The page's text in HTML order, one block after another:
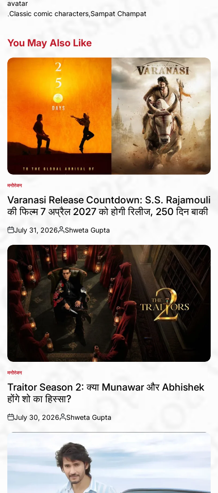
avatar
,Classic comic characters,Sampat Champat
You May Also Like
POSTED
IN
मनोरंजन
Varanasi Release Countdown: S.S. Rajamouli
की फिल्म 7 अप्रैल 2027 को होगी रिलीज, 250 दिन बाकी
on
July 31, 2026
Posted
by
Shweta Gupta
POSTED
IN
मनोरंजन
Traitor Season 2: क्या Munawar और Abhishek
होंगे शो का हिस्सा?
on
July 30, 2026
Posted
by
Shweta Gupta